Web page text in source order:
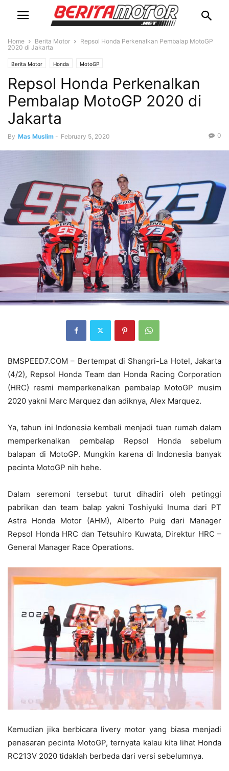
Home Berita Motor
Repsol Honda Perkenalkan Pembalap MotoGP
2020 di Jakarta
Berita Motor Honda MotoGP
Repsol Honda Perkenalkan
Pembalap MotoGP 2020 di
Jakarta
By Mas Muslim - February 5, 2020 0
BMSPEED7.COM – Bertempat di Shangri-La Hotel, Jakarta
(4/2), Repsol Honda Team dan Honda Racing Corporation
(HRC) resmi memperkenalkan pembalap MotoGP musim
2020 yakni Marc Marquez dan adiknya, Alex Marquez.
Ya, tahun ini Indonesia kembali menjadi tuan rumah dalam
memperkenalkan pembalap Repsol Honda sebelum
balapan di MotoGP. Mungkin karena di Indonesia banyak
pecinta MotoGP nih hehe.
Dalam seremoni tersebut turut dihadiri oleh petinggi
pabrikan dan team balap yakni Toshiyuki Inuma dari PT
Astra Honda Motor (AHM), Alberto Puig dari Manager
Repsol Honda HRC dan Tetsuhiro Kuwata, Direktur HRC –
General Manager Race Operations.
Kemudian jika berbicara livery motor yang biasa menjadi
penasaran pecinta MotoGP, ternyata kalau kita lihat Honda
RC213V 2020 tidaklah berbeda dari versi sebelumnya.